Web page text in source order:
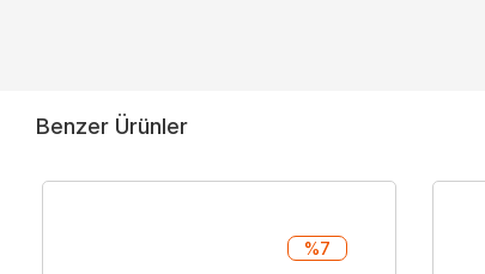
Benzer Ürünler
%7